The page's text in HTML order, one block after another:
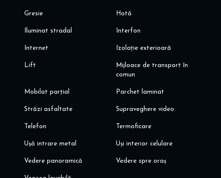
Gresie Hotă
Iluminat stradal Interfon
Internet Izolație exterioară
Lift
Mijloace de transport în
comun
Mobilat parțial Parchet laminat
Străzi asfaltate Supraveghere video
Telefon Termoficare
Ușă intrare metal Uși interior celulare
Vedere panoramică Vedere spre oraș